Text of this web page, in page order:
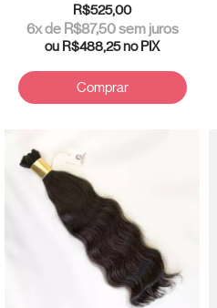
R$525,00
6x de R$87,50sem juros
ou R$488,25no PIX
Comprar